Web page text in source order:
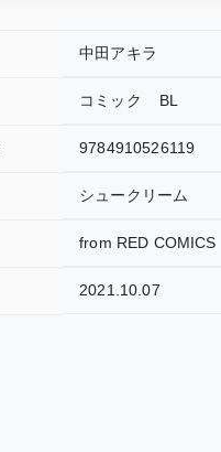
中田アキラ
コミック BL
9784910526119
シュークリーム
from RED COMICS
2021.10.07